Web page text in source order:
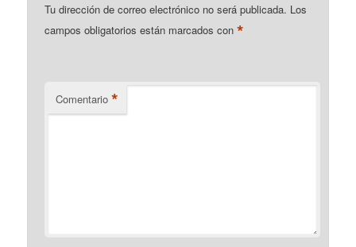
Tu dirección de correo electrónico no será publicada. Los
campos obligatorios están marcados con*
Comentario *